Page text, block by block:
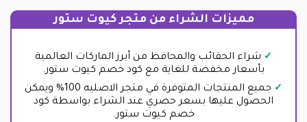
مميزات الشراء من متجر كيوت ستور
شراء الحقائب والمحافظ من أبرز الماركات العالمية
بأسعار مخفضة للغاية مع كود خصم كيوت ستور.
جميع المنتجات المتوفرة في متجر الاصليه 100% ويمكن
الحصول عليها بسعر حصري عند الشراء بواسطة كود
خصم كيوت ستور.